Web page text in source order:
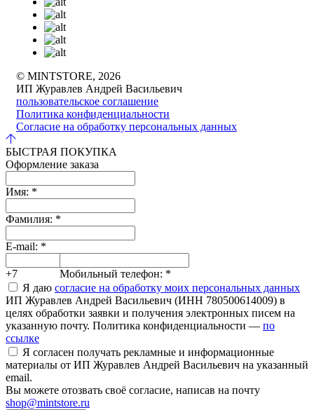
© MINTSTORE, 2026
ИП Журавлев Андрей Васильевич
пользовательское соглашение
Политика конфиденциальности
Согласие на обработку персональных данных
БЫСТРАЯ ПОКУПКА
Оформление заказа
Имя: *
Фамилия: *
E-mail: *
+7 Мобильный телефон: *
Я даю согласие на обработку моих персональных данных
ИП Журавлев Андрей Васильевич (ИНН 780500614009) в
целях обработки заявки и получения электронных писем на
указанную почту. Политика конфиденциальности — по
ссылке
Я согласен получать рекламные и информационные
материалы от ИП Журавлев Андрей Васильевич на указанный
email.
Вы можете отозвать своё согласие, написав на почту
shop@mintstore.ru